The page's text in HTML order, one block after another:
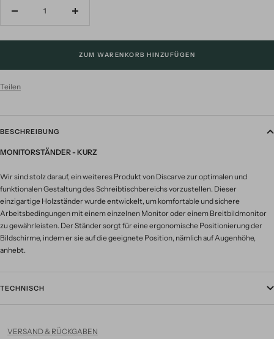
Menge
ZUM WARENKORB HINZUFÜGEN
Teilen
BESCHREIBUNG
MONITORSTÄNDER - KURZ
Wir sind stolz darauf, ein weiteres Produkt von Discarve zur optimalen und
funktionalen Gestaltung des Schreibtischbereichs vorzustellen. Dieser
einzigartige Holzständer wurde entwickelt, um komfortable und sichere
Arbeitsbedingungen mit einem einzelnen Monitor oder einem Breitbildmonitor
zu gewährleisten. Der Ständer sorgt für eine ergonomische Positionierung der
Bildschirme, indem er sie auf die geeignete Position, nämlich auf Augenhöhe,
anhebt.
TECHNISCH
VERSAND & RÜCKGABEN